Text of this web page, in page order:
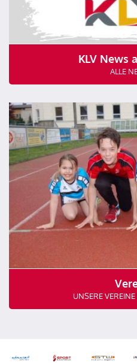
KLV News
ALLE
UNSERE